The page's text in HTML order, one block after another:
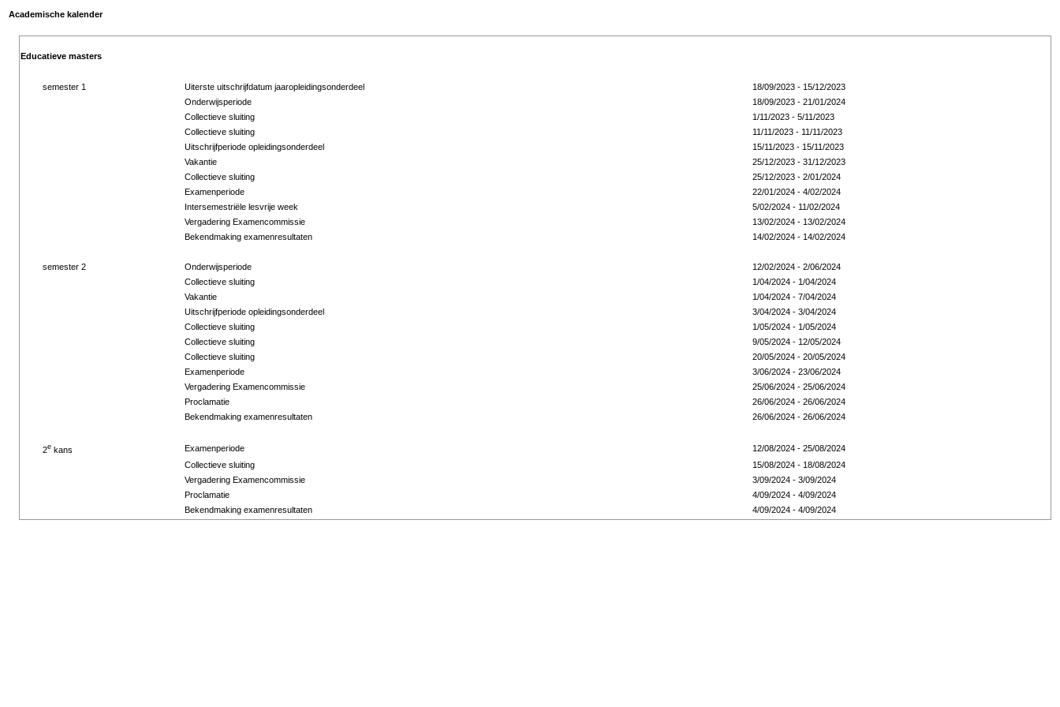
Academische kalender
Educatieve masters
semester 1 Uiterste uitschrijfdatum jaaropleidingsonderdeel
18/09/2023 - 15/12/2023
Onderwijsperiode
18/09/2023 - 21/01/2024
Collectieve sluiting
1/11/2023 - 5/11/2023
Collectieve sluiting
11/11/2023 - 11/11/2023
Uitschrijfperiode opleidingsonderdeel
15/11/2023 - 15/11/2023
Vakantie
25/12/2023 - 31/12/2023
Collectieve sluiting
25/12/2023 - 2/01/2024
Examenperiode
22/01/2024 - 4/02/2024
Intersemestriële lesvrije week
5/02/2024 - 11/02/2024
Vergadering Examencommissie
13/02/2024 - 13/02/2024
Bekendmaking examenresultaten
14/02/2024 - 14/02/2024
semester 2 Onderwijsperiode
12/02/2024 - 2/06/2024
Collectieve sluiting
1/04/2024 - 1/04/2024
Vakantie
1/04/2024 - 7/04/2024
Uitschrijfperiode opleidingsonderdeel
3/04/2024 - 3/04/2024
Collectieve sluiting
1/05/2024 - 1/05/2024
Collectieve sluiting
9/05/2024 - 12/05/2024
Collectieve sluiting
20/05/2024 - 20/05/2024
Examenperiode
3/06/2024 - 23/06/2024
Vergadering Examencommissie
25/06/2024 - 25/06/2024
Proclamatie
26/06/2024 - 26/06/2024
Bekendmaking examenresultaten
26/06/2024 - 26/06/2024
2e kans Examenperiode
12/08/2024 - 25/08/2024
Collectieve sluiting
15/08/2024 - 18/08/2024
Vergadering Examencommissie
3/09/2024 - 3/09/2024
Proclamatie
4/09/2024 - 4/09/2024
Bekendmaking examenresultaten
4/09/2024 - 4/09/2024